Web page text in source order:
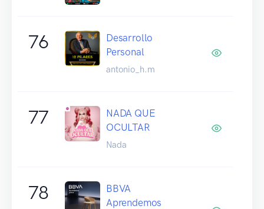
76
Desarrollo
Personal
antonio_h.m
77
NADA QUE
OCULTAR
Nada
78
BBVA
Aprendemos